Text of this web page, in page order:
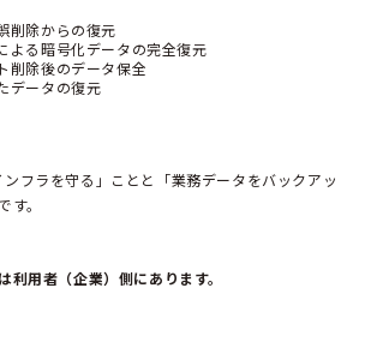
削除からの復元
よる暗号化データの完全復元
削除後のデータ保全
データの復元
フラを守る」ことと「業務データをバックアッ
。
利用者（企業）側にあります。